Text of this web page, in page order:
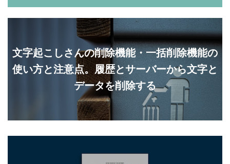
文字起こしさんの削除機能・一括削除機能の
使い方と注意点。履歴とサーバーから文字と
データを削除する